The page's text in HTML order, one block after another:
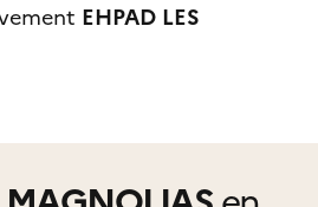
EHPAD LES